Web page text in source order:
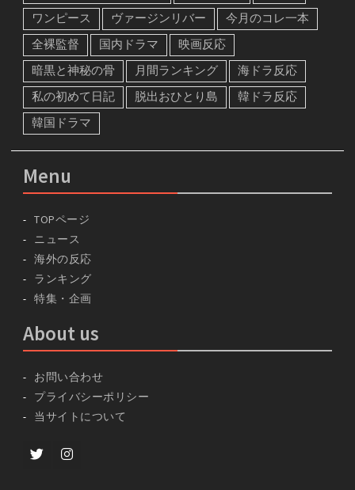
ワンピース
ヴァージンリバー
今月のコレ一本
全裸監督
国内ドラマ
映画反応
暗黒と神秘の骨
月間ランキング
海ドラ反応
私の初めて日記
脱出おひとり島
韓ドラ反応
韓国ドラマ
Menu
TOPページ
ニュース
海外の反応
ランキング
特集・企画
About us
お問い合わせ
プライバシーポリシー
当サイトについて